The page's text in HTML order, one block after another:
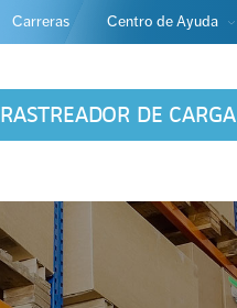
Carreras Centro de Ayuda
RASTREADOR DE CARGA